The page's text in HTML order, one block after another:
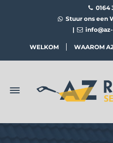
0164
Stuur ons een
|
WELKOM WAAROM